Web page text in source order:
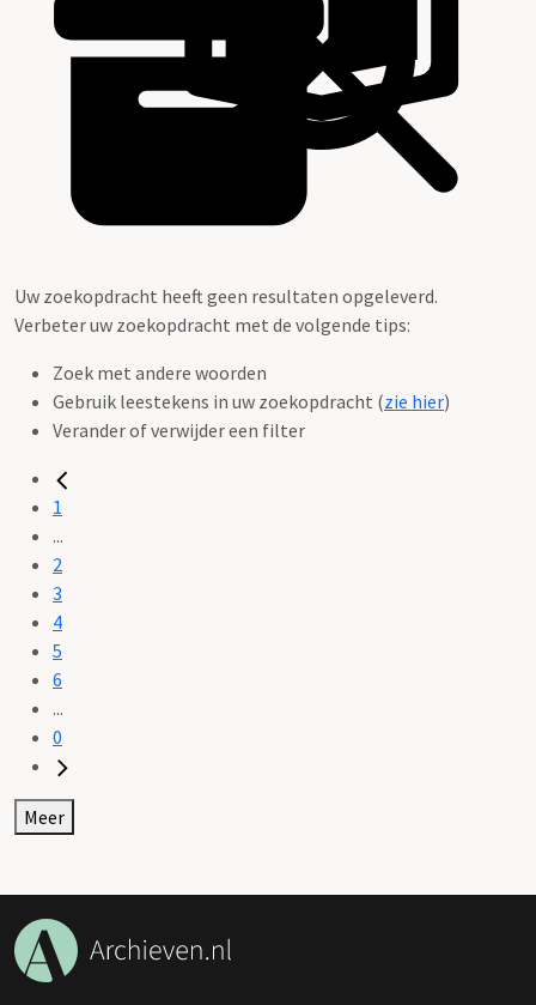
Uw zoekopdracht heeft geen resultaten opgeleverd.
Verbeter uw zoekopdracht met de volgende tips:
Zoek met andere woorden
Gebruik leestekens in uw zoekopdracht (zie hier)
Verander of verwijder een filter
1
...
2
3
4
5
6
...
0
Meer